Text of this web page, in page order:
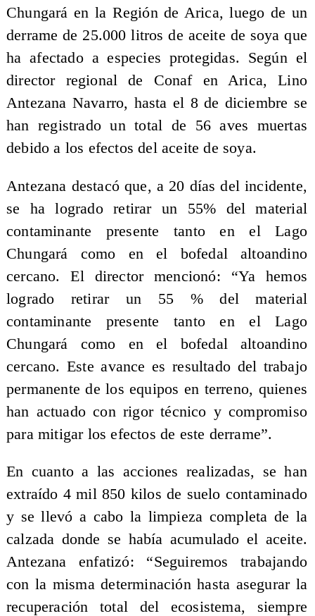
Chungará en la Región de Arica, luego de un
derrame de 25.000 litros de aceite de soya que
ha afectado a especies protegidas. Según el
director regional de Conaf en Arica, Lino
Antezana Navarro, hasta el 8 de diciembre se
han registrado un total de 56 aves muertas
debido a los efectos del aceite de soya.
Antezana destacó que, a 20 días del incidente,
se ha logrado retirar un 55% del material
contaminante presente tanto en el Lago
Chungará como en el bofedal altoandino
cercano. El director mencionó: “Ya hemos
logrado retirar un 55 % del material
contaminante presente tanto en el Lago
Chungará como en el bofedal altoandino
cercano. Este avance es resultado del trabajo
permanente de los equipos en terreno, quienes
han actuado con rigor técnico y compromiso
para mitigar los efectos de este derrame”.
En cuanto a las acciones realizadas, se han
extraído 4 mil 850 kilos de suelo contaminado
y se llevó a cabo la limpieza completa de la
calzada donde se había acumulado el aceite.
Antezana enfatizó: “Seguiremos trabajando
con la misma determinación hasta asegurar la
recuperación total del ecosistema, siempre